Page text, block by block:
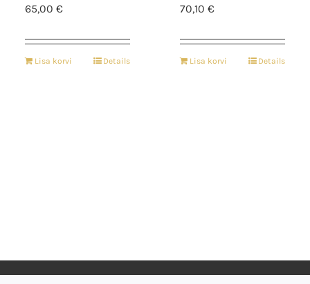
65,00 €
Lisa korvi Details
70,10 €
Lisa korvi Details